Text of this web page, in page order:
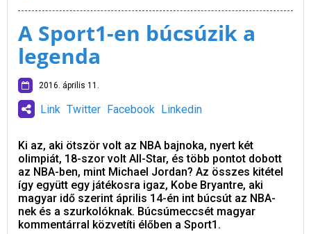
A Sport1-en búcsúzik a
legenda
2016. április 11.
Link Twitter Facebook Linkedin
Ki az, aki ötször volt az NBA bajnoka, nyert két
olimpiát, 18-szor volt All-Star, és több pontot dobott
az NBA-ben, mint Michael Jordan? Az összes kitétel
így együtt egy játékosra igaz, Kobe Bryantre, aki
magyar idő szerint április 14-én int búcsút az NBA-
nek és a szurkolóknak. Búcsúmeccsét magyar
kommentárral közvetíti élőben a Sport1.